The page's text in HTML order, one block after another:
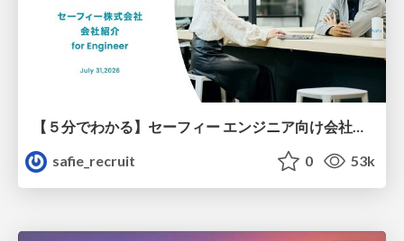
safie_recruit
0 53k